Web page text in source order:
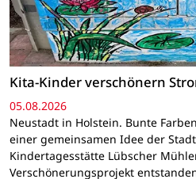
Kita-Kinder verschönern
05.08.2026
Neustadt in Holstein. Bunte
einer gemeinsamen Idee der
Kindertagesstätte Lübscher
Verschönerungsprojekt